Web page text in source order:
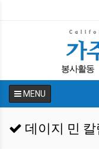
봉사활동
캘리포
MENU
데이지 민 칼